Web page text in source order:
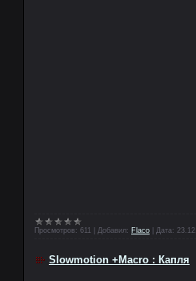
Просмотров: 611 Добавил: Flaco Дата:
Slowmotion +Macro : Капля